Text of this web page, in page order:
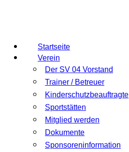
Startseite
Verein
Der SV 04 Vorstand
Trainer / Betreuer
Kinderschutzbeauftragte
Sportstätten
Mitglied werden
Dokumente
Sponsoreninformation